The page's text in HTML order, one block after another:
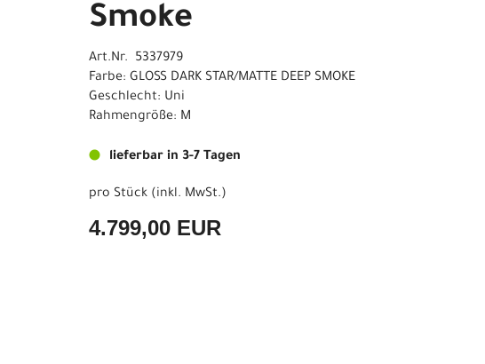
Smoke
Art.Nr. 5337979
Farbe: GLOSS DARK STAR/MATTE DEEP SMOKE
Geschlecht: Uni
Rahmengröße: M
lieferbar in 3-7 Tagen
pro Stück (inkl. MwSt.)
4.799,00 EUR